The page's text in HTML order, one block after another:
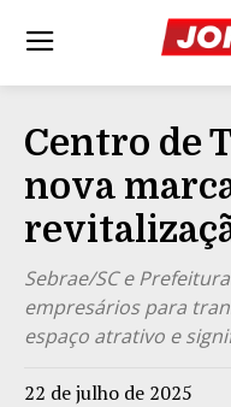
Centro de
nova
Sebrae/SC e
empresários para
espaço atrativo e
22 de julho de 2025